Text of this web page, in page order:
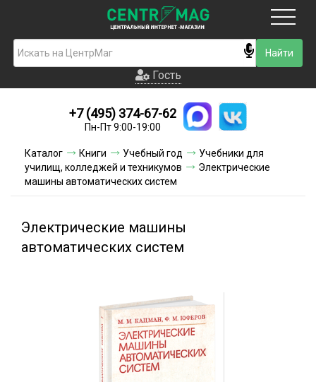
Гость
Новинки
Условия доставки
Условия оплаты
Гость
+7 (495) 374-67-62
Пн-Пт 9:00-19:00
Каталог Книги Учебный год
Учебники для
училищ, колледжей и техникумов
Электрические
машины автоматических систем
Электрические машины
автоматических систем